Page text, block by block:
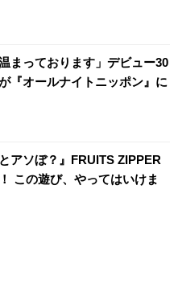
まっております」デビュー30
『オールナイトニッポン』に
アソぼ？』FRUITS ZIPPER
この遊び、やってはいけま